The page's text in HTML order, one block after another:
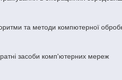
та методи компютерної
засоби комп'ютерних мереж